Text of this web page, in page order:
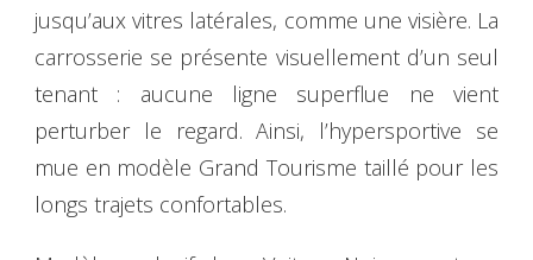
jusqu’aux vitres latérales, comme une visière. La
carrosserie se présente visuellement d’un seul
tenant : aucune ligne superflue ne vient
perturber le regard. Ainsi, l’hypersportive se
mue en modèle Grand Tourisme taillé pour les
longs trajets confortables.